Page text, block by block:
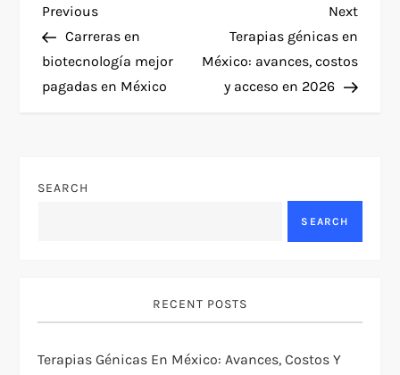
P
o
s
n
i
g
Previous
Post
Previous
Carreras en
biotecnología mejor
pagadas en México
Next
Post
Next
Terapias génicas en
México: avances, costos
y acceso en 2026
SEARCH
SEARCH
RECENT POSTS
Terapias Génicas En México: Avances, Costos Y